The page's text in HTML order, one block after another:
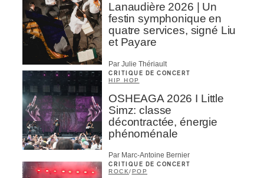
Lanaudière 2026 | Un
festin symphonique en
quatre services, signé Liu
et Payare
Par Julie Thériault
CRITIQUE DE CONCERT
HIP HOP
OSHEAGA 2026 I Little
Simz: classe
décontractée, énergie
phénoménale
Par Marc-Antoine Bernier
CRITIQUE DE CONCERT
ROCK/POP